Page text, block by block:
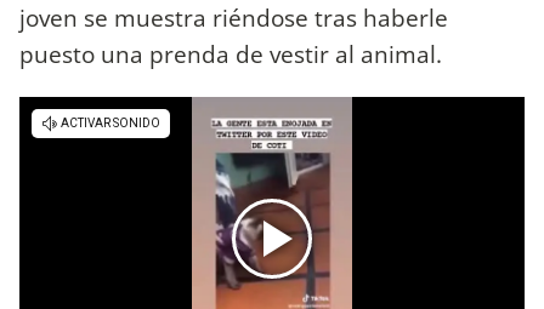
joven se muestra riéndose tras haberle
puesto una prenda de vestir al animal.